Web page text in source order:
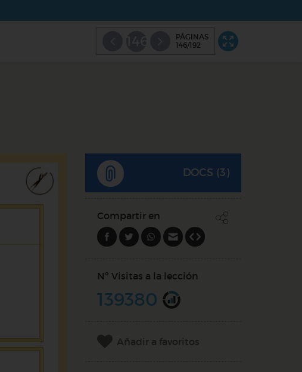
PÁGINAS
146/192
DOCS (3)
Compartir en
Nº Visitas a la lección
139380
Añadir a favoritos